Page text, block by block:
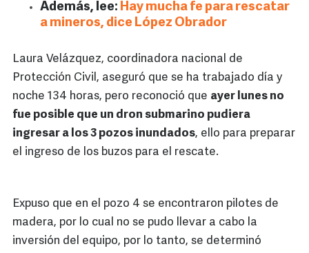
Además, lee: Hay mucha fe para rescatar
a mineros, dice López Obrador
Laura Velázquez, coordinadora nacional de
Protección Civil, aseguró que se ha trabajado día y
noche 134 horas, pero reconoció que ayer lunes no
fue posible que un dron submarino pudiera
ingresar a los 3 pozos inundados, ello para preparar
el ingreso de los buzos para el rescate.
Expuso que en el pozo 4 se encontraron pilotes de
madera, por lo cual no se pudo llevar a cabo la
inversión del equipo, por lo tanto, se determinó